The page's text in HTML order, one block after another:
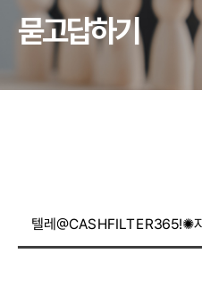
묻고답하기